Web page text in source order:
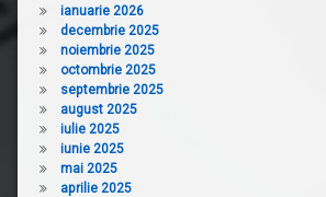
ianuarie 2026
decembrie 2025
noiembrie 2025
octombrie 2025
septembrie 2025
august 2025
iulie 2025
iunie 2025
mai 2025
aprilie 2025